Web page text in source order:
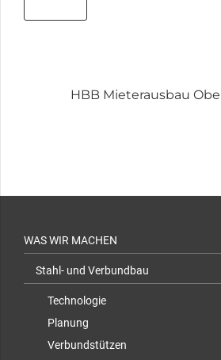
HBB Mieterausbau
WAS WIR MACHEN
Stahl- und Verbundbau
Technologie
Planung
Verbundstützen